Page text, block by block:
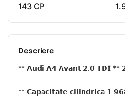
143 CP
Descriere
** 𝗔𝘂𝗱𝗶 𝗔𝟰 𝗔𝘃𝗮𝗻𝘁 𝟮.𝟬 𝗧𝗗𝗜 **
** 𝗖𝗮𝗽𝗮𝗰𝗶𝘁𝗮𝘁𝗲 𝗰𝗶𝗹𝗶𝗻𝗱𝗿𝗶𝗰𝗮 𝟭